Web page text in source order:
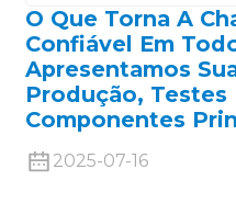
O Que Torna A
Confiável Em
Apresentamos
Produção, Testes
Componentes
2025-07-16